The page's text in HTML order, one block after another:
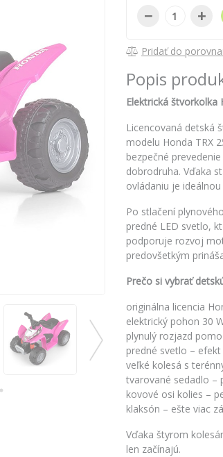
− +
Pridať do
Popis
Elektrická štvorkolka
Licencovaná detská
modelu Honda TRX
bezpečné
dobrodruha. Vďaka
ovládaniu je
Po stlačení
predné LED svetlo,
podporuje rozvoj
predovšetkým
Prečo si vybrať
originálna licencia
elektrický pohon 30
plynulý rozjazd
predné svetlo –
veľké kolesá s
tvarované sedadlo –
kovové osi kolies –
klaksón – ešte viac
Vďaka štyrom
len začínajú.